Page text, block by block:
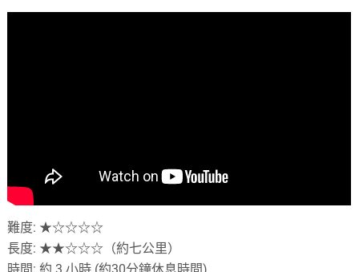
難度: ★☆☆☆☆
長度: ★★☆☆☆（約七公里）